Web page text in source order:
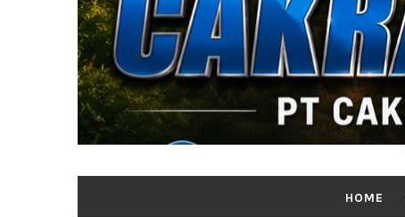
HOME